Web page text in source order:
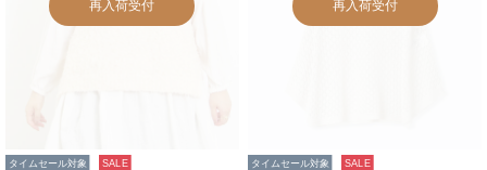
再入荷受付
タイムセール対象 SALE
再入荷受付
タイムセール対象 SALE